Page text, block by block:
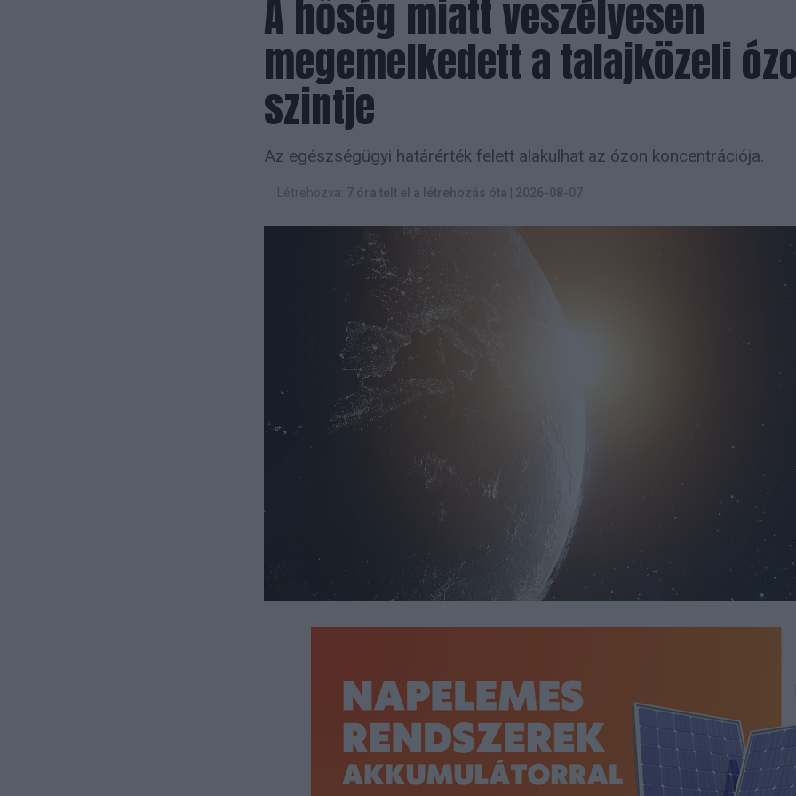
A hőség miatt veszélyesen
megemelkedett a talajközeli
szintje
Az egészségügyi határérték felett alakulhat az ózon koncentrációja.
Létrehozva: 7 óra telt el a létrehozás óta 2026-08-07